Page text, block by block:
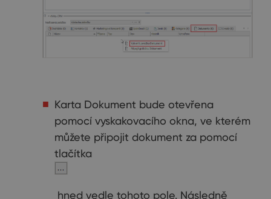
Karta Dokument bude otevřena
pomocí vyskakovacího okna, ve kterém
můžete připojit dokument za pomocí
tlačítka
hned vedle tohoto pole. Následně